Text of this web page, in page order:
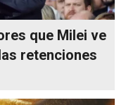
que Milei ve
retenciones